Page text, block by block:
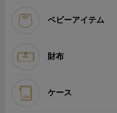
ベビーアイテム
財布
ケース